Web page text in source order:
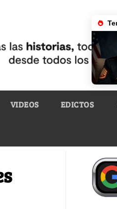
VIDEOS EDICTOS